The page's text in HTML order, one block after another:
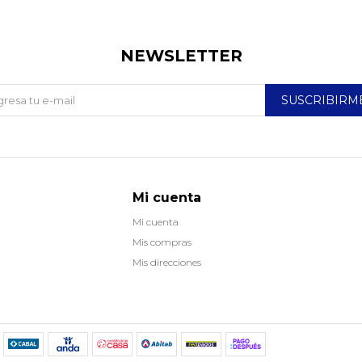
Mi cuenta
Mi cuenta
Mis compras
Mis direcciones
NEWSLETTER